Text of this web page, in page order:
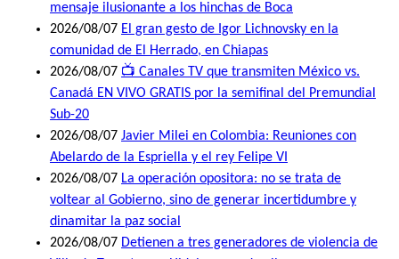
mensaje ilusionante a los hinchas de Boca
2026/08/07 El gran gesto de Igor Lichnovsky en la
comunidad de El Herrado, en Chiapas
2026/08/07 📺 Canales TV que transmiten México vs.
Canadá EN VIVO GRATIS por la semifinal del Premundial
Sub-20
2026/08/07 Javier Milei en Colombia: Reuniones con
Abelardo de la Espriella y el rey Felipe VI
2026/08/07 La operación opositora: no se trata de
voltear al Gobierno, sino de generar incertidumbre y
dinamitar la paz social
2026/08/07 Detienen a tres generadores de violencia de